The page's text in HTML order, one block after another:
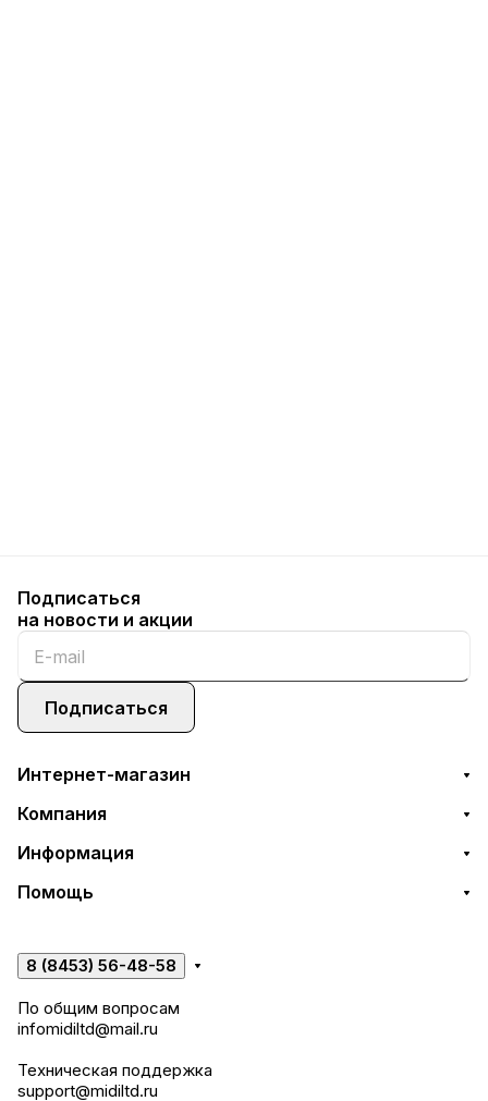
Подписаться
на новости и акции
Подписаться
Интернет-магазин
Компания
Информация
Помощь
8 (8453) 56-48-58
По общим вопросам
infomidiltd@mail.ru
Техническая поддержка
support@midiltd.ru